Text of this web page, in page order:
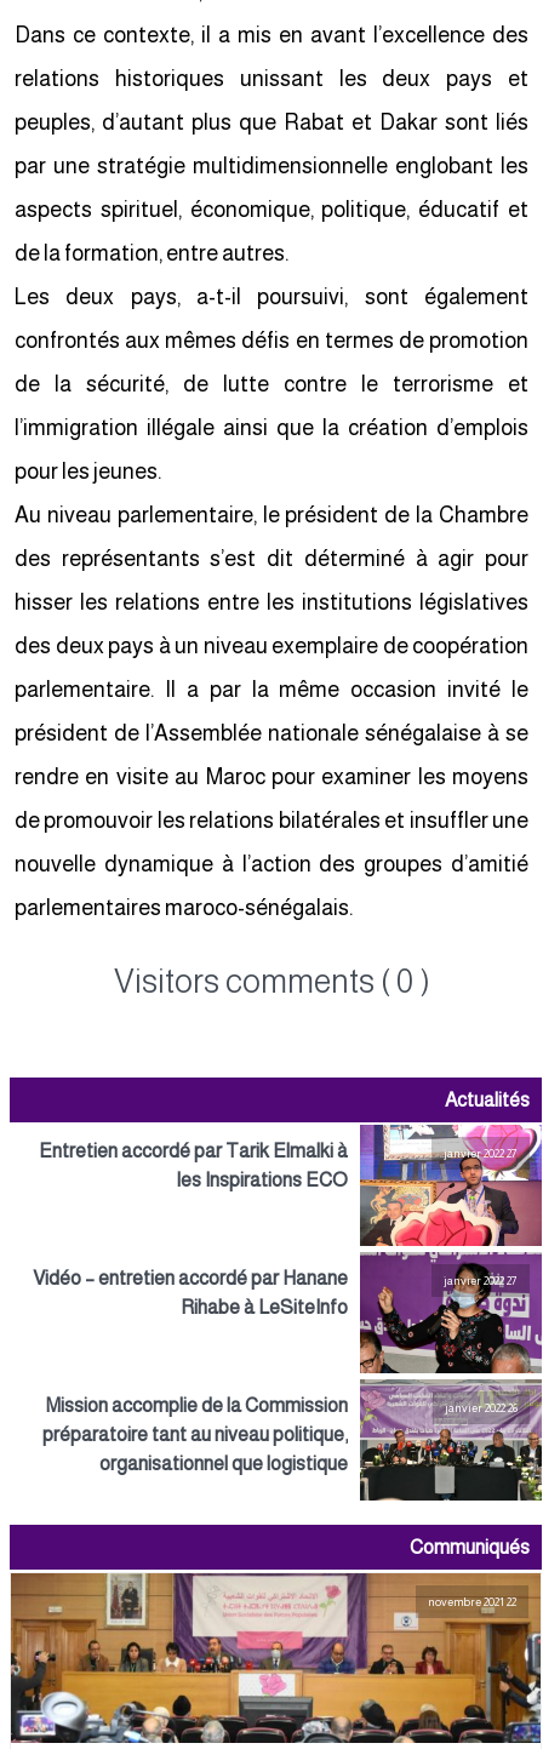
Dans ce contexte, il a mis en avant l’excellence des
relations historiques unissant les deux pays et
peuples, d’autant plus que Rabat et Dakar sont liés
par une stratégie multidimensionnelle englobant les
aspects spirituel, économique, politique, éducatif et
de la formation, entre autres.
Les deux pays, a-t-il poursuivi, sont également
confrontés aux mêmes défis en termes de promotion
de la sécurité, de lutte contre le terrorisme et
l’immigration illégale ainsi que la création d’emplois
pour les jeunes.
Au niveau parlementaire, le président de la Chambre
des représentants s’est dit déterminé à agir pour
hisser les relations entre les institutions législatives
des deux pays à un niveau exemplaire de coopération
parlementaire. Il a par la même occasion invité le
président de l’Assemblée nationale sénégalaise à se
rendre en visite au Maroc pour examiner les moyens
de promouvoir les relations bilatérales et insuffler une
nouvelle dynamique à l’action des groupes d’amitié
parlementaires maroco-sénégalais.
Visitors comments ( 0 )
Actualités
27 janvier 2022
Entretien accordé par Tarik Elmalki à
les Inspirations ECO
27 janvier 2022
Vidéo – entretien accordé par Hanane
Rihabe à LeSiteInfo
26 janvier 2022
Mission accomplie de la Commission
préparatoire tant au niveau politique,
organisationnel que logistique
Communiqués
22 novembre 2021